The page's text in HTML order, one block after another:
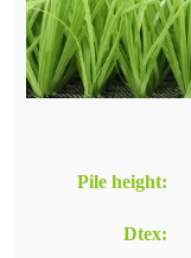
Pile height:
Dtex: